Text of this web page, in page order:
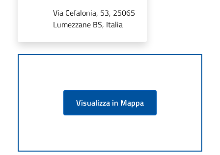
Via Cefalonia, 53, 25065
Lumezzane BS, Italia
Visualizza in Mappa